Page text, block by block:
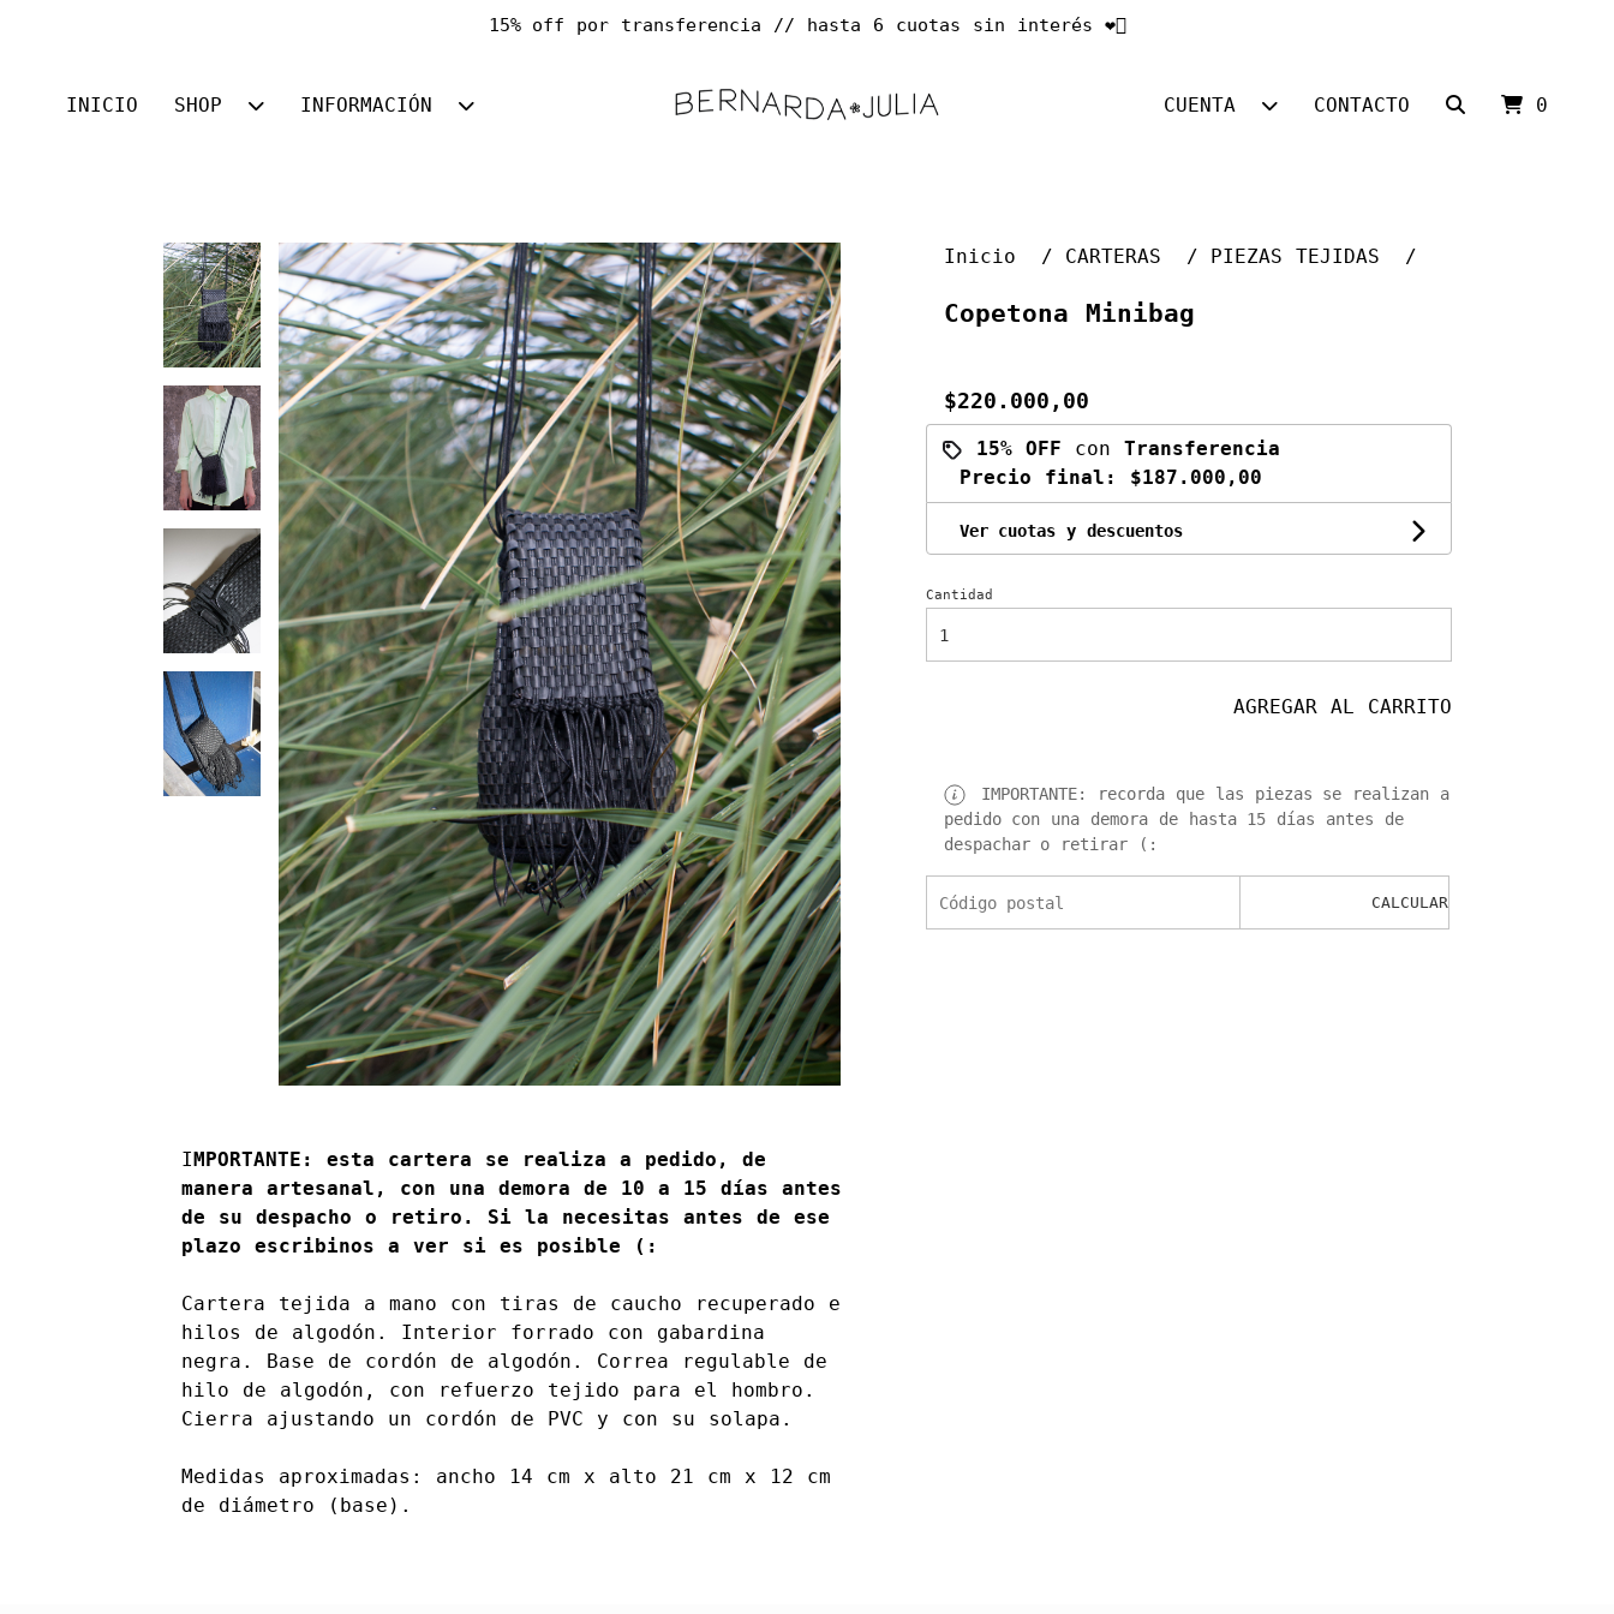
15% off por transferencia // hasta 6 cuotas sin interés ❤️‍🔥
INICIO SHOP INFORMACIÓN CUENTA CONTACTO 0
I MPORTANTE: esta cartera se realiza a pedido, de
manera artesanal, con una demora de 10 a 15 días antes
de su despacho o retiro. Si la necesitas antes de ese
plazo escribinos a ver si es posible (:
Cartera tejida a mano con tiras de caucho recuperado e
hilos de algodón. Interior forrado con gabardina
negra. Base de cordón de algodón. Correa regulable de
hilo de algodón, con refuerzo tejido para el hombro.
Cierra ajustando un cordón de PVC y con su solapa.
Medidas aproximadas: ancho 14 cm x alto 21 cm x 12 cm
de diámetro (base).
Inicio CARTERAS PIEZAS TEJIDAS
Copetona Minibag
$220.000,00
15% OFF con Transferencia
Precio final: $187.000,00
Ver cuotas y descuentos
Cantidad
AGREGAR AL CARRITO
IMPORTANTE: recorda que las piezas se realizan a
pedido con una demora de hasta 15 días antes de
despachar o retirar (:
Calculá el costo de envío CALCULAR